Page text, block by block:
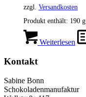
zzgl. Versandkosten
Produkt enthält: 190 g
Weiterlesen
Kontakt
Sabine Bonn
Schokoladenmanufaktur